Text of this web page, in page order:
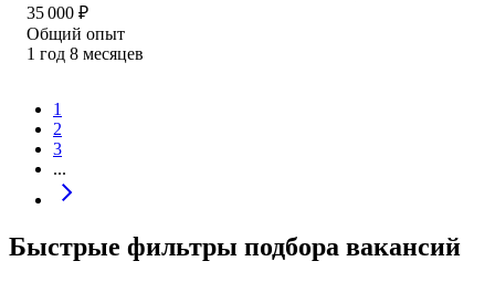
35 000 ₽
Общий опыт
1 год 8 месяцев
1
2
3
...
Быстрые фильтры подбора вакансий